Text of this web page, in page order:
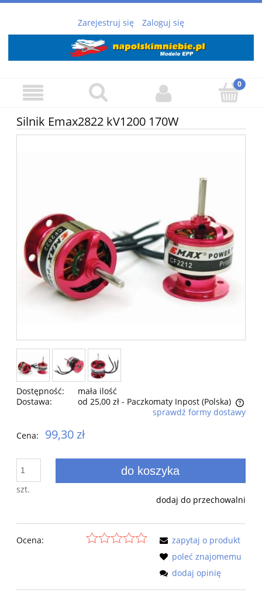
Zarejestruj się Zaloguj się
Silnik Emax2822 kV1200 170W
Dostępność:
mała ilość
Dostawa:
od 25,00 zł - Paczkomaty Inpost (Polska)
Cena nie zawiera ewentualnych kosztów płatności
sprawdź formy dostawy
Cena: 99,30 zł
szt.
do koszyka
dodaj do przechowalni
Ocena:
zapytaj o produkt
poleć znajomemu
dodaj opinię